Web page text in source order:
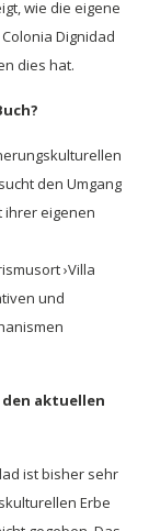
wie die eigene
Dignidad
dies hat.
den Umgang
ihrer eigenen
›Villa
und
den aktuellen
ist bisher sehr
Erbe